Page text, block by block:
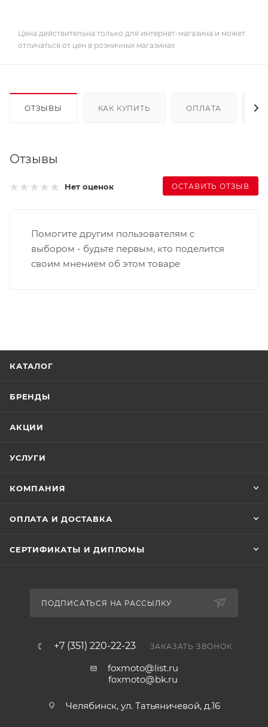
Цена действительна только для интернет-магазина и может
отличаться от цен в розничных магазинах
ОТЗЫВЫ КАК КУПИТЬ ОПЛАТА
Отзывы
Нет оценок ОСТАВИТЬ ОТЗЫВ
Помогите другим пользователям с
выбором - будьте первым, кто поделится
своим мнением об этом товаре
КАТАЛОГ
БРЕНДЫ
АКЦИИ
УСЛУГИ
КОМПАНИЯ
ОПЛАТА И ДОСТАВКА
СЕРТИФИКАТЫ И ДИПЛОМЫ
ПОДПИСАТЬСЯ НА РАССЫЛКУ
+7 (351) 220-22-23 ЗАКАЗАТЬ ЗВОНОК
foxmoto@list.ru
foxmoto@bk.ru
Челябинск, ул. Татьяничевой, д.16